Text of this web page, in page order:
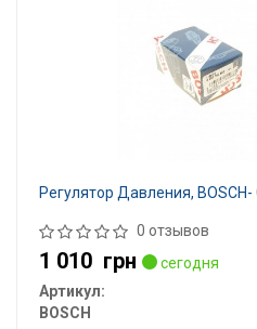
Регулятор Давления, BOSCH-
0 отзывов
1 010 грн
сегодня
Артикул:
BOSCH